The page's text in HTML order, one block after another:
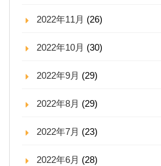
2022年11月 (26)
2022年10月 (30)
2022年9月 (29)
2022年8月 (29)
2022年7月 (23)
2022年6月 (28)